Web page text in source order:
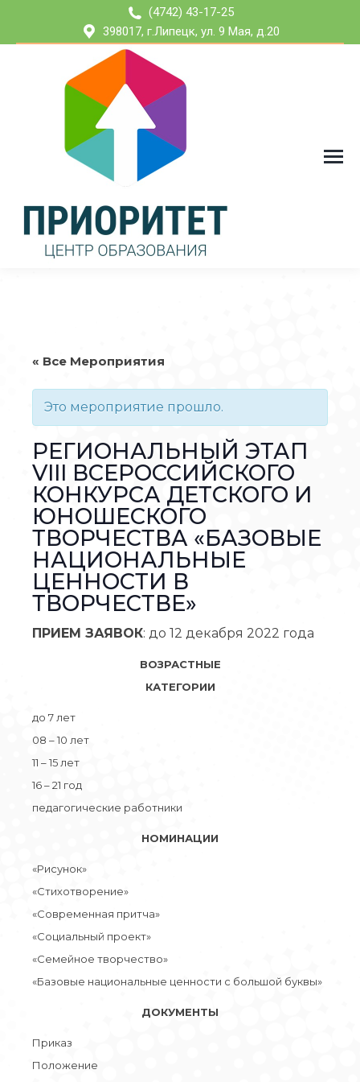
(4742) 43-17-25
398017, г.Липецк, ул. 9 Мая, д.20
« Все Мероприятия
Это мероприятие прошло.
РЕГИОНАЛЬНЫЙ ЭТАП
VIII ВСЕРОССИЙСКОГО
КОНКУРСА ДЕТСКОГО И
ЮНОШЕСКОГО
ТВОРЧЕСТВА «БАЗОВЫЕ
НАЦИОНАЛЬНЫЕ
ЦЕННОСТИ В
ТВОРЧЕСТВЕ»
ПРИЕМ ЗАЯВОК: до 12 декабря 2022 года
ВОЗРАСТНЫЕ
КАТЕГОРИИ
до 7 лет
08 – 10 лет
11 – 15 лет
16 – 21 год
педагогические работники
НОМИНАЦИИ
«Рисунок»
«Стихотворение»
«Современная притча»
«Социальный проект»
«Семейное творчество»
«Базовые национальные ценности с большой буквы»
ДОКУМЕНТЫ
Приказ
Положение